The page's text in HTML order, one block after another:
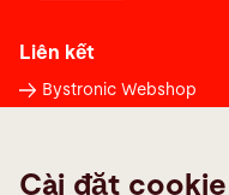
Liên kết
Bystronic Webshop
Cài đặt cookie